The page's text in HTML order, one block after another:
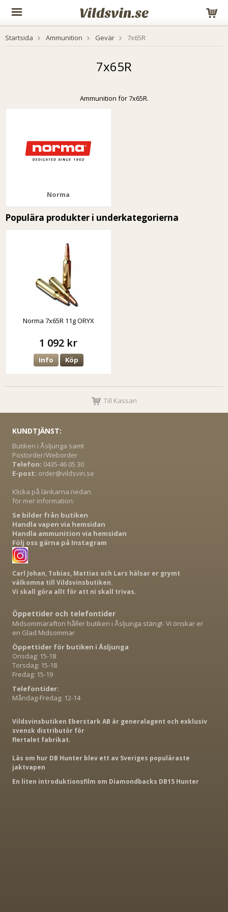
Startsida Ammunition Gevär 7x65R
7x65R
Ammunition för 7x65R.
Norma
Populära produkter i underkategorierna
Norma 7x65R 11g ORYX
1 092 kr
Info Köp
Till Kassan
KUNDTJÄNST:
Butiken i Åsljunga samt
Postorder/Weborder
Telefon: 0435-46 05 30
E-post: order@vildsvin.se
Klicka på länkarna nedan
för mer information:
Se bilder från butiken
Handla vapen via hemsidan
Handla ammunition via hemsidan
Följ oss gärna på Instagram
Carl Johan, Tobias, Mattias och Lars hälsar er grymt
välkomna till Vildsvinsbutiken.
Vi skall göra allt för att ni skall trivas.
Öppettider och telefontider
Midsommarafton håller butiken i Åsljunga stängt- Vi önskar er
en Glad Midsommar
Öppettider för butiken i Åsljunga
Onsdag: 15-18
Torsdag: 15-18
Fredag: 15-19
Telefontider:
Måndag-Fredag: 12-14
Vildsvinsbutiken Eberstark AB är generalagent och exklusiv
svensk distributör för
flertalet fabrikat.
Läs om hur DB Hunter blev ett av Sveriges populäraste
jaktvapen
En liten introduktionsfilm om Diamondbacks DB15 Hunter